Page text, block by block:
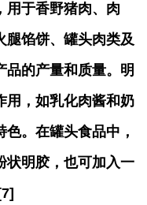
用于香野猪肉、肉
腿馅饼、罐头肉类及
品的产量和质量。明
用，如乳化肉酱和奶
。在罐头食品中，
状明胶，也可加入一